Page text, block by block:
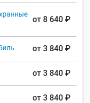
от 8 640 ₽
от 3 840 ₽
от 3 840 ₽
от 3 840 ₽